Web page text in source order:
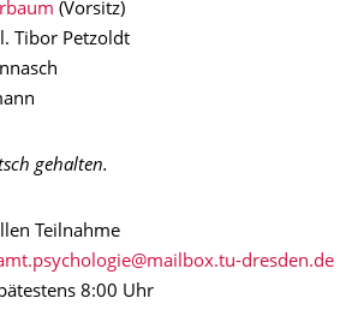
(Vorsitz)
Tibor Petzoldt
gehalten.
Teilnahme
8:00 Uhr